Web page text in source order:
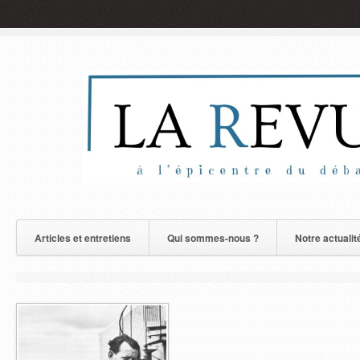
Articles et entretiens Qui sommes-nous ? Notre